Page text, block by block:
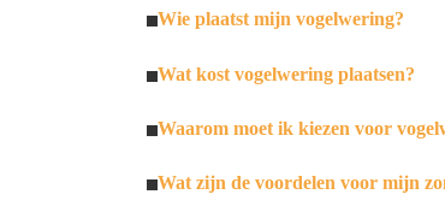
Wie plaatst mijn vogelwering?
Wat kost vogelwering plaatsen?
Waarom moet ik kiezen voor
Wat zijn de voordelen voor mijn